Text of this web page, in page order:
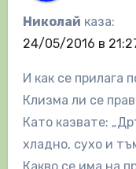
Николай каза:
24/05/2016 в
И как се прилага
Клизма ли се
Като казвате:
хладно, сухо и